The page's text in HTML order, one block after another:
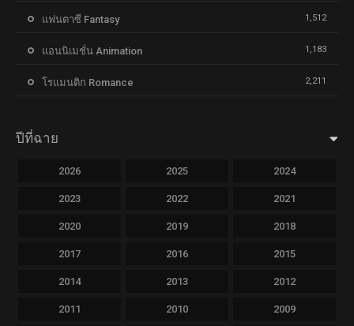
แฟนตาซี Fantasy 1,512
แอนนิเมชั่น Animation 1,183
โรแมนติก Romance 2,211
ปีที่ฉาย
2026 2025 2024
2023 2022 2021
2020 2019 2018
2017 2016 2015
2014 2013 2012
2011 2010 2009